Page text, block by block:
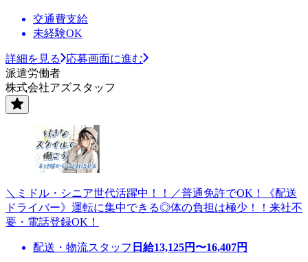
交通費支給
未経験OK
詳細を見る
応募画面に進む
派遣労働者
株式会社アズスタッフ
＼ミドル・シニア世代活躍中！！／普通免許でOK！《配送
ドライバー》運転に集中できる◎体の負担は極少！！来社不
要・電話登録OK！
配送・物流スタッフ 日給13,125円〜16,407円